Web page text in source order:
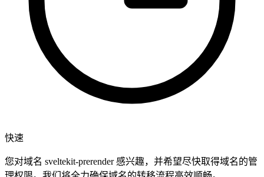
快速
您对域名 sveltekit-prerender 感兴趣，并希望尽快取得域名的管